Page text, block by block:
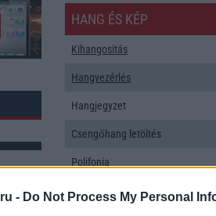
- Do Not Process My Personal
HANG ÉS KÉP
Kihangositás
Hangvezérlés
Hangjegyzet
Csengőhang letöltés
Polifonia
Zenelejátszás (Music Player)